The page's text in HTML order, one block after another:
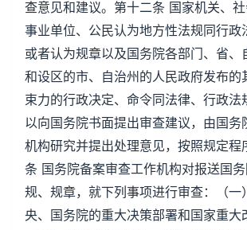
查意见和建议。第十二条 国家机关、
事业单位、公民认为地方性法规同行政
或者认为规章以及国务院各部门、省、
和设区的市、自治州的人民政府发布的
束力的行政决定、命令同法律、行政法
以向国务院书面提出审查建议，由国务
机构研究并提出处理意见，按照规定程
条 国务院备案审查工作机构对报送国
规、规章，就下列事项进行审查：（一
央、国务院的重大决策部署和国家重大